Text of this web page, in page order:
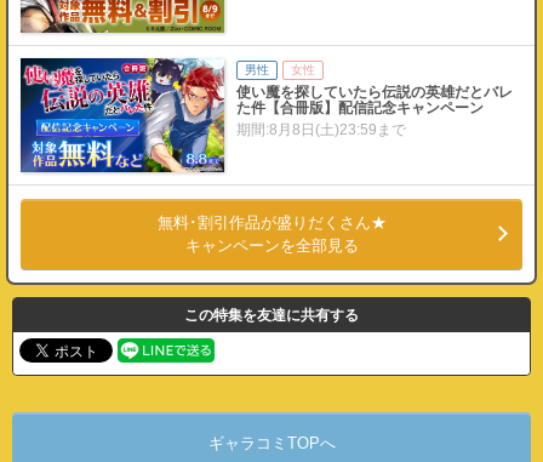
男性 女性
使い魔を探していたら伝説の英雄だとバレ
た件【合冊版】配信記念キャンペーン
期間:8月8日(土)23:59まで
『痴女リズム【電子単行本】vol.03』配信
記念！対象作品無料＆割引
期間:8月9日(日)23:59まで
『古風美人な義母と本能剥き出し危険日種
無料･割引作品が盛りだくさん★
キャンペーンを全部見る
この特集を友達に共有する
ギャラコミTOPへ